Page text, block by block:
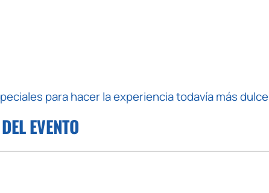
para hacer la experiencia todavía más
EVENTO